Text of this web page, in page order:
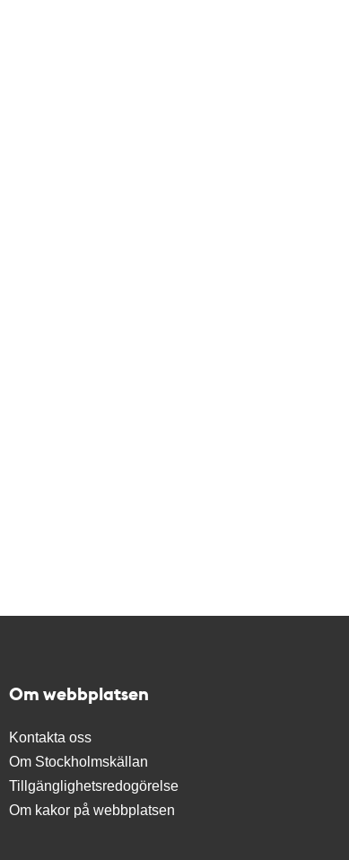
Om webbplatsen
Kontakta oss
Om Stockholmskällan
Tillgänglighetsredogörelse
Om kakor på webbplatsen